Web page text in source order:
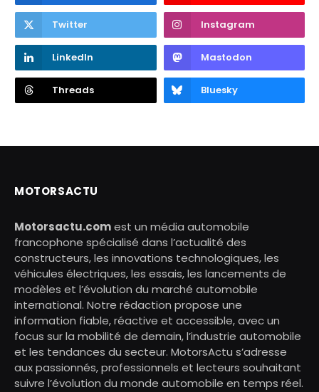
Twitter Instagram
LinkedIn Mastodon
Threads Bluesky
MOTORSACTU
Motorsactu.comest un média automobile
francophone spécialisé dans l’actualité des
constructeurs, les innovations technologiques, les
véhicules électriques, les essais, les lancements de
modèles et l’évolution du marché automobile
international. Notre rédaction propose une
information fiable, réactive et accessible, avec un
focus sur la mobilité de demain, l’industrie automobile
et les tendances du secteur. MotorsActu s’adresse
aux passionnés, professionnels et lecteurs souhaitant
suivre l’évolution du monde automobile en temps réel.